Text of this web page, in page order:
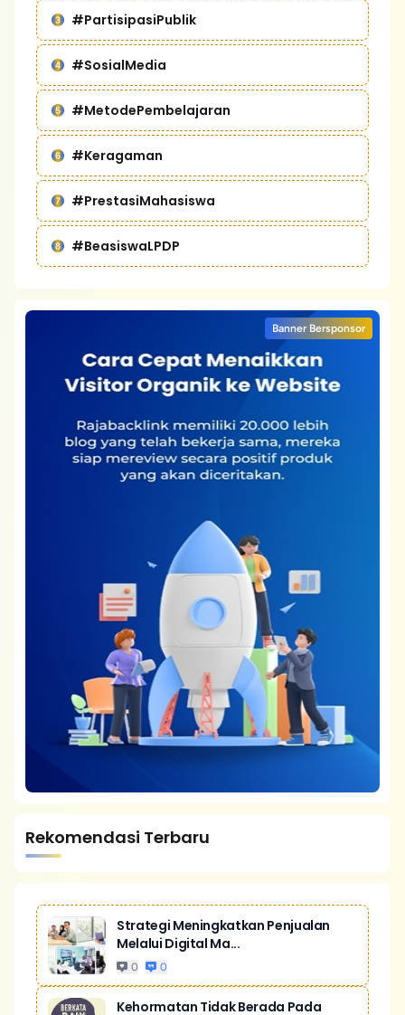
#PartisipasiPublik
#SosialMedia
#MetodePembelajaran
#Keragaman
#PrestasiMahasiswa
#BeasiswaLPDP
Banner Bersponsor
Rekomendasi Terbaru
Strategi Meningkatkan Penjualan
Melalui Digital Ma...
0 0
Kehormatan Tidak Berada Pada